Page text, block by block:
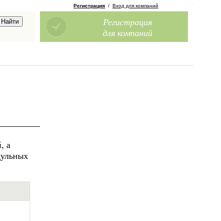
Регистрация / Вход для компаний
Регистрация
для компаний
а